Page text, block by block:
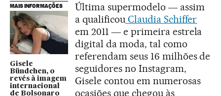
MAIS INFORMAÇÕES
Gisele
Bündchen, o
revés à imagem
internacional
de Bolsonaro
Última supermodelo ― assim
a qualificou Claudia Schiffer
em 2011 ― e primeira estrela
digital da moda, tal como
referendam seus 16 milhões de
seguidores no Instagram,
Gisele contou em numerosas
ocasiões que chegou às